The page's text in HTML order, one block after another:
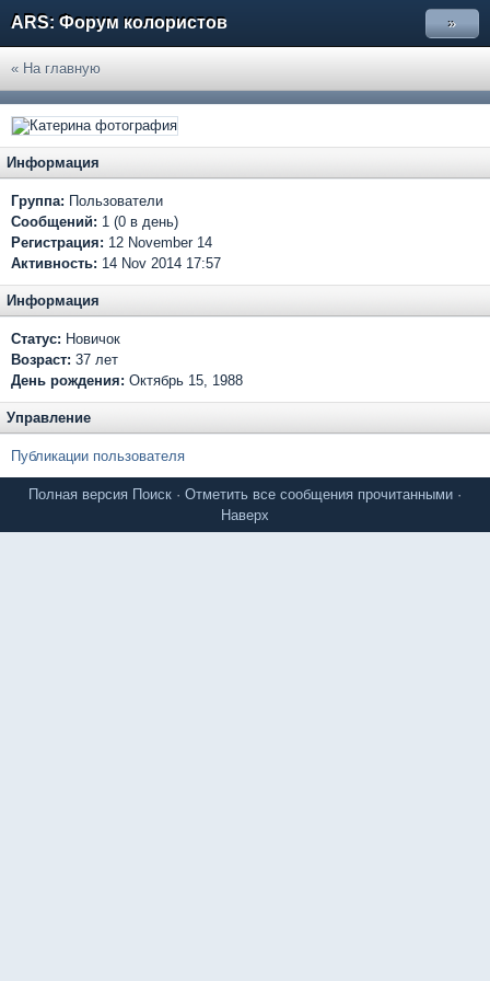
ARS: Форум колористов »
« На главную
Информация
Группа: Пользователи
Сообщений: 1 (0 в день)
Регистрация: 12 November 14
Активность: 14 Nov 2014 17:57
Информация
Статус: Новичок
Возраст: 37 лет
День рождения: Октябрь 15, 1988
Управление
Публикации пользователя
Полная версия Поиск · Отметить все сообщения прочитанными ·
Наверх